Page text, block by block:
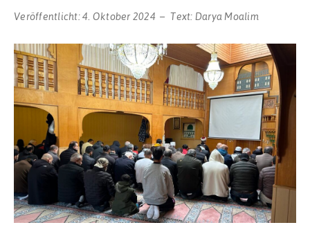
Veröffentlicht:4. Oktober 2024 Text: Darya Moalim